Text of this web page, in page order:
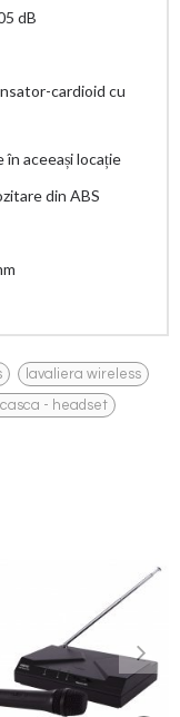
dB
cardioid cu
în aceeași locație
din ABS
lavaliera wireless
- headset